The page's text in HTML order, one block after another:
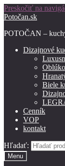
Preskočiť na
Potočan.sk
POTOČAN –
Dizajnové
Biele
Cenník
VOP
kontakt
Hľadať:
Menu